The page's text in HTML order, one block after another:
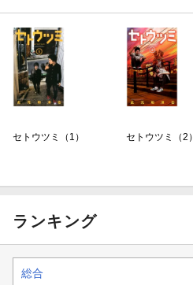
セトウツミ（1） セトウツミ（2）
ランキング
総合